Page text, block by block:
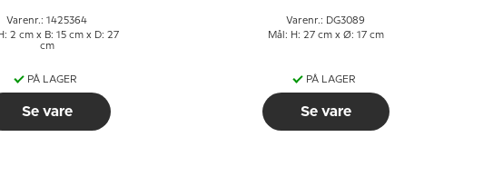
Varenr.: 1425364
2 cm x B: 15 cm x D: 27
cm
PÅ LAGER
Se vare
Varenr.: DG3089
Mål: H: 27 cm x Ø: 17 cm
PÅ LAGER
Se vare